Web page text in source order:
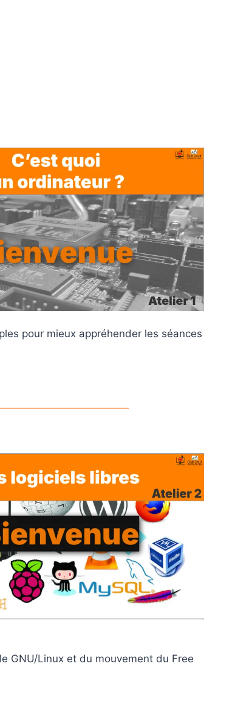
pour mieux appréhender les séances
GNU/Linux et du mouvement du Free